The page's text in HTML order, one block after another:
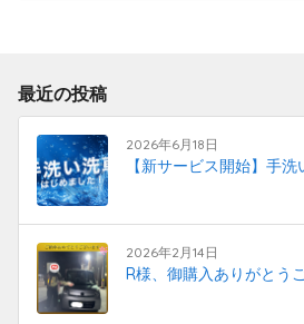
最近の投稿
2026年6月18日
【新サービス開始】手
2026年2月14日
R様、御購入ありがとう